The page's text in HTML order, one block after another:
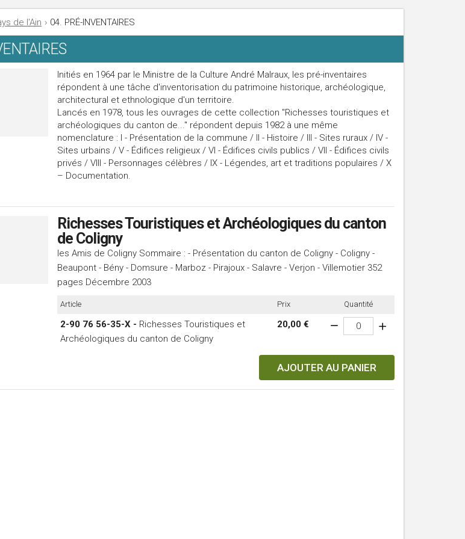
de l'Ain › 04. PRÉ-INVENTAIRES
Initiés en 1964 par le Ministre de la Culture André Malraux, les pré-inventaires
répondent à une tâche d'inventorisation du patrimoine historique, archéologique,
architectural et ethnologique d'un territoire.
Lancés en 1978, tous les ouvrages de cette collection "Richesses touristiques et
archéologiques du canton de..." répondent depuis 1982 à une même
nomenclature : I - Présentation de la commune / II - Histoire / III - Sites ruraux / IV -
Sites urbains / V - Édifices religieux / VI - Édifices civils publics / VII - Édifices civils
privés / VIII - Personnages célèbres / IX - Légendes, art et traditions populaires / X
– Documentation.
Richesses Touristiques et Archéologiques du canton
de Coligny
les Amis de Coligny Sommaire : - Présentation du canton de Coligny - Coligny -
Beaupont - Bény - Domsure - Marboz - Pirajoux - Salavre - Verjon - Villemotier 352
pages Décembre 2003
Article Prix Quantité
2-90 76 56-35-X - Richesses Touristiques et
Archéologiques du canton de Coligny
20,00 €
AJOUTER AU PANIER